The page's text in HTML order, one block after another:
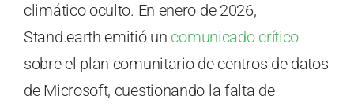
climático oculto. En enero de 2026,
Stand.earth emitió un comunicado crítico
sobre el plan comunitario de centros de datos
de Microsoft, cuestionando la falta de